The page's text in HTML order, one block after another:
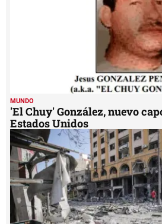
MUNDO
'El Chuy' González, nuevo
Estados Unidos